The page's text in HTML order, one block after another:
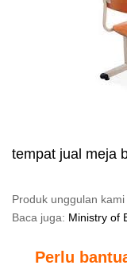
tempat jual meja
Produk unggulan
Baca juga: Ministry of
Perlu